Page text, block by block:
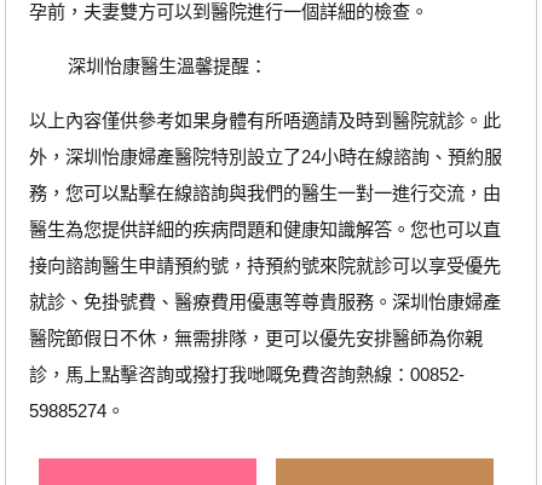
孕前，夫妻雙方可以到醫院進行一個詳細的檢查。
深圳怡康醫生溫馨提醒：
以上內容僅供參考如果身體有所唔適請及時到醫院就診。此
外，深圳怡康婦產醫院特別設立了24小時在線諮詢、預約服
務，您可以點擊在線諮詢與我們的醫生一對一進行交流，由
醫生為您提供詳細的疾病問題和健康知識解答。您也可以直
接向諮詢醫生申請預約號，持預約號來院就診可以享受優先
就診、免掛號費、醫療費用優惠等尊貴服務。深圳怡康婦產
醫院節假日不休，無需排隊，更可以優先安排醫師為你親
診，馬上點擊咨詢或撥打我哋嘅免費咨詢熱線：00852-
59885274。